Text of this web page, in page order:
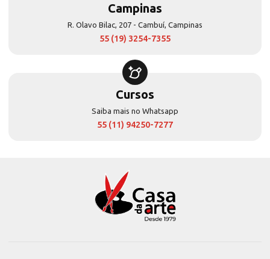
Campinas
R. Olavo Bilac, 207 - Cambuí, Campinas
55 (19) 3254-7355
Cursos
Saiba mais no Whatsapp
55 (11) 94250-7277